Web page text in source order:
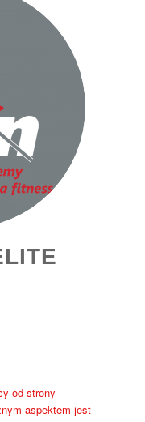
od strony
aspektem jest